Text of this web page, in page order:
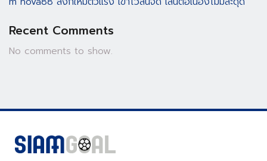
Recent Comments
No comments to show.